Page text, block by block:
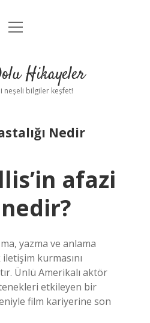
Anasayfa
Uyarı
menüyü
Hikayeler
neşeli bilgiler keşfet!
Nedir
afazi
yazma ve anlama
kurmasını
Ünlü Amerikalı aktör
etkileyen bir
film kariyerine son